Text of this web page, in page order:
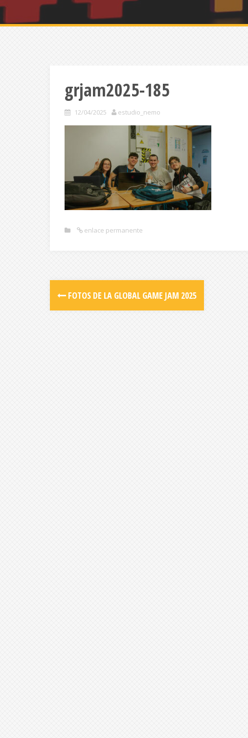
grjam2025-185
12/04/2025 estudio_nemo
enlace permanente
FOTOS DE LA GLOBAL GAME JAM 2025